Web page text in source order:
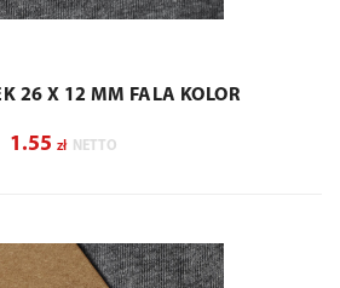
26 X 12 MM FALA KOLOR
1.55 zł NETTO